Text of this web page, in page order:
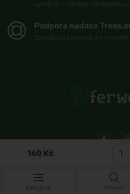
Podpora nadace
© Topshelf s.r.o. Všechna
160 Kč
Kategorie Hledání